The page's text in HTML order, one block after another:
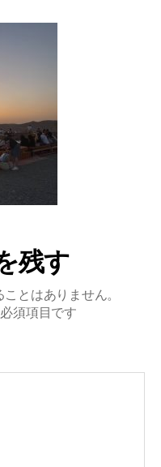
残す
とはありません。
須項目です